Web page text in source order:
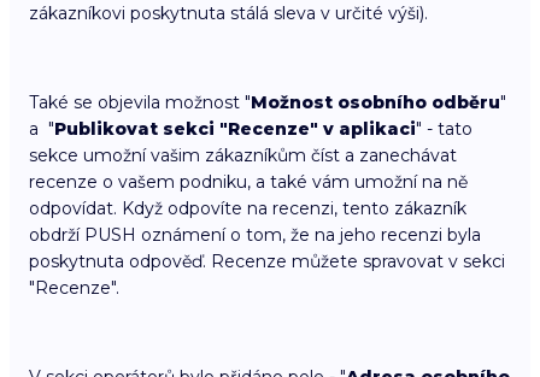
zákazníkovi poskytnuta stálá sleva v určité výši).
Také se objevila možnost "Možnost osobního odběru"
a "Publikovat sekci "Recenze" v aplikaci" - tato
sekce umožní vašim zákazníkům číst a zanechávat
recenze o vašem podniku, a také vám umožní na ně
odpovídat. Když odpovíte na recenzi, tento zákazník
obdrží PUSH oznámení o tom, že na jeho recenzi byla
poskytnuta odpověď. Recenze můžete spravovat v sekci
"Recenze".